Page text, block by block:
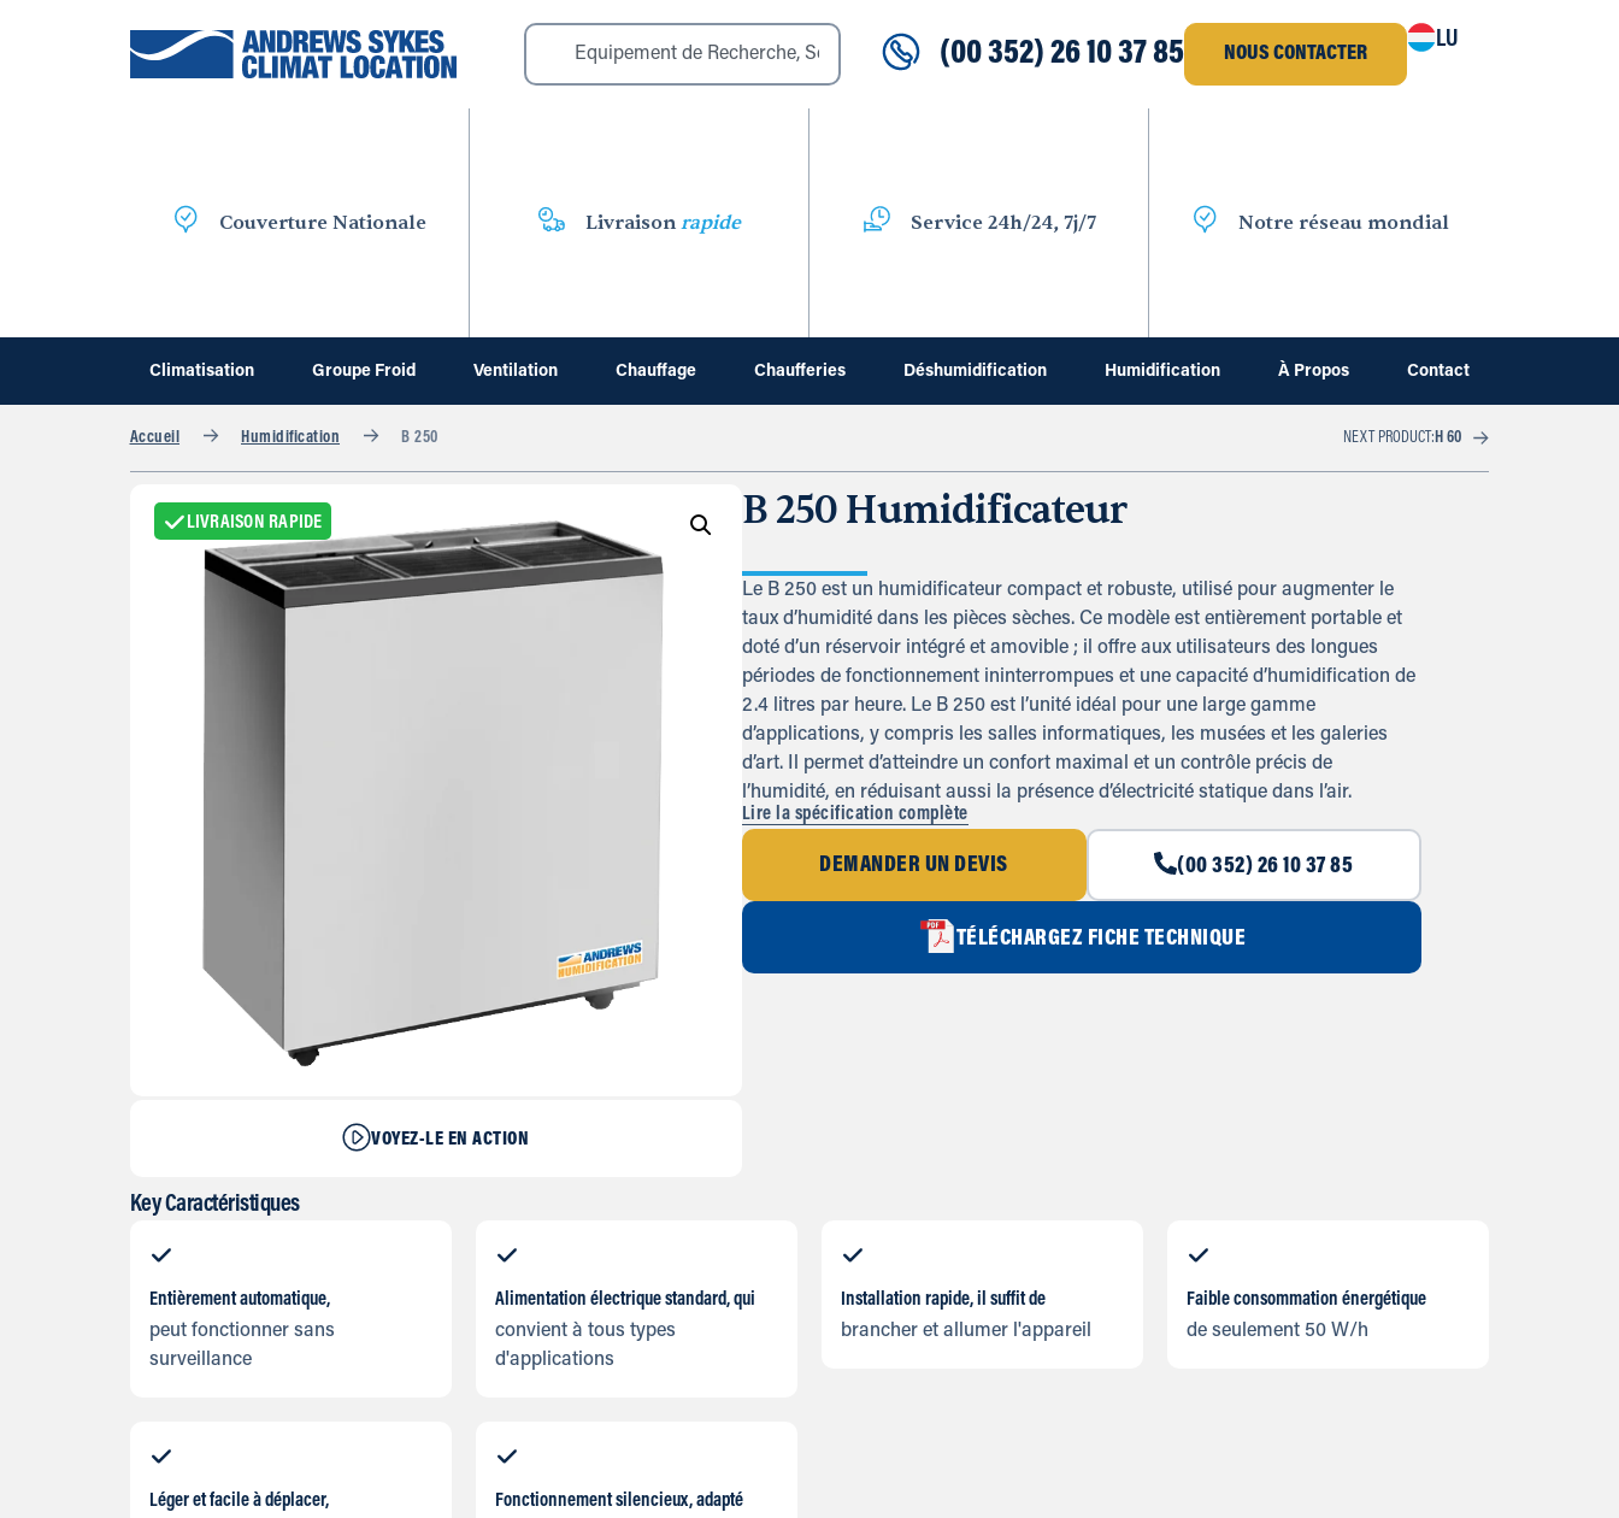
(00 352) 26 10 37 85 NOUS CONTACTER
LU
Couverture Nationale Livraison rapide Service 24h/24, 7j/7 Notre réseau mondial
Climatisation Groupe Froid Ventilation Chauffage Chaufferies Déshumidification Humidification À Propos Contact
Accueil Humidification B 250 NEXT PRODUCT: H 60
LIVRAISON RAPIDE
VOYEZ-LE EN ACTION
B 250 Humidificateur
Le B 250 est un humidificateur compact et robuste, utilisé pour augmenter le
taux d’humidité dans les pièces sèches. Ce modèle est entièrement portable et
doté d’un réservoir intégré et amovible ; il offre aux utilisateurs des longues
périodes de fonctionnement ininterrompues et une capacité d’humidification de
2.4 litres par heure. Le B 250 est l’unité idéal pour une large gamme
d’applications, y compris les salles informatiques, les musées et les galeries
d’art. Il permet d’atteindre un confort maximal et un contrôle précis de
l’humidité, en réduisant aussi la présence d’électricité statique dans l’air.
Lire la spécification complète
DEMANDER UN DEVIS (00 352) 26 10 37 85
TÉLÉCHARGEZ FICHE TECHNIQUE
Key Caractéristiques
Entièrement automatique,
peut fonctionner sans
surveillance
Alimentation électrique standard, qui
convient à tous types
d'applications
Installation rapide, il suffit de
brancher et allumer l'appareil
Faible consommation énergétique
de seulement 50 W/h
Léger et facile à déplacer,
Fonctionnement silencieux, adapté